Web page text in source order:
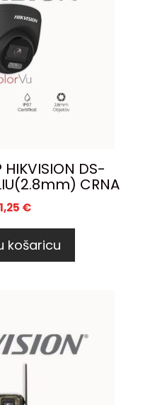
HIKVISION DS-
CRNA
€
košaricu